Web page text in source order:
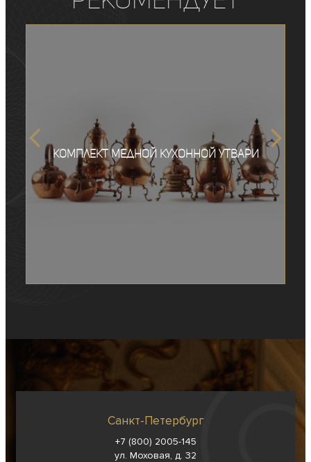
Комплект медной кухонной утвари
Санкт-Петербург
+7 (800) 2005-145
ул. Моховая, д. 32